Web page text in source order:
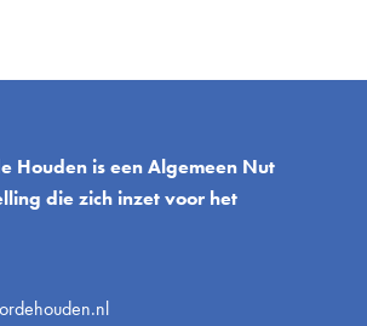
Houden is een Algemeen Nut
die zich inzet voor het